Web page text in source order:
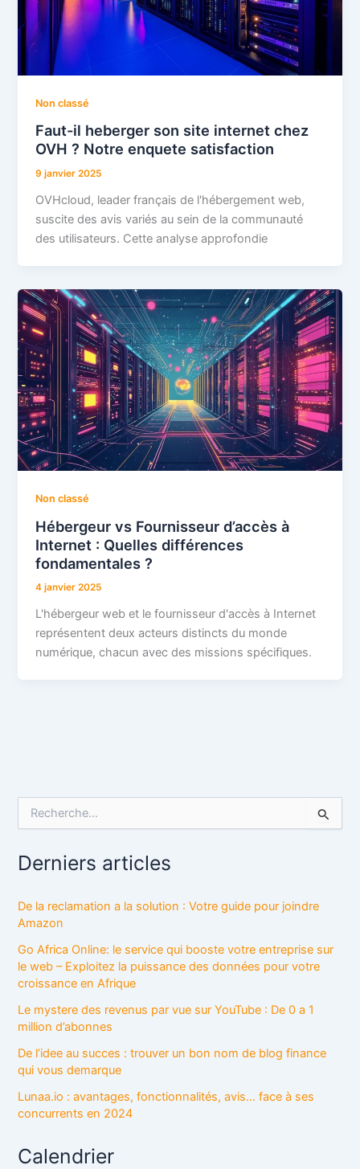
Non classé
Faut-il heberger son site internet chez
OVH ? Notre enquete satisfaction
9 janvier 2025
OVHcloud, leader français de l'hébergement web,
suscite des avis variés au sein de la communauté
des utilisateurs. Cette analyse approfondie
Non classé
Hébergeur vs Fournisseur d’accès à
Internet : Quelles différences
fondamentales ?
4 janvier 2025
L'hébergeur web et le fournisseur d'accès à Internet
représentent deux acteurs distincts du monde
numérique, chacun avec des missions spécifiques.
e
c
h
r
:
Derniers articles
De la reclamation a la solution : Votre guide pour joindre
Amazon
Go Africa Online: le service qui booste votre entreprise sur
le web – Exploitez la puissance des données pour votre
croissance en Afrique
Le mystere des revenus par vue sur YouTube : De 0 a 1
million d’abonnes
De l’idee au succes : trouver un bon nom de blog finance
qui vous demarque
Lunaa.io : avantages, fonctionnalités, avis… face à ses
concurrents en 2024
Calendrier